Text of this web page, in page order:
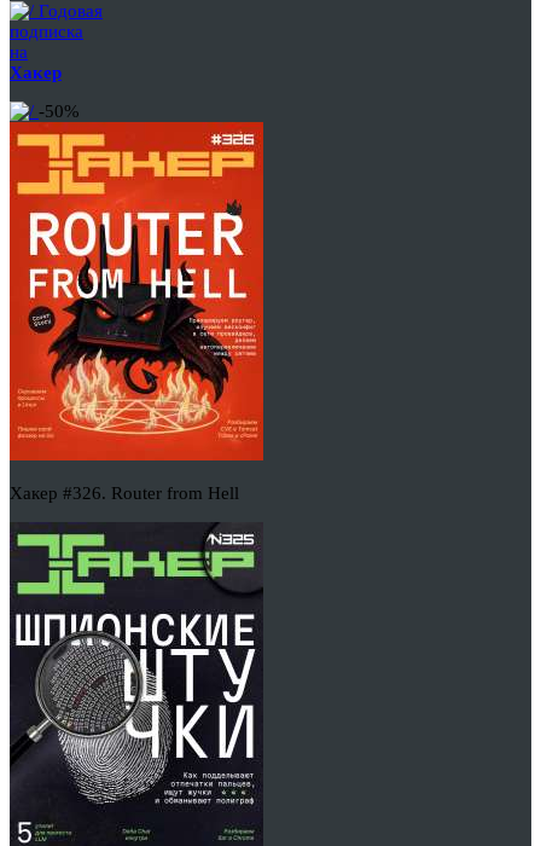
Годовая
подписка
на
Хакер
-50%
Хакер #326. Router from Hell